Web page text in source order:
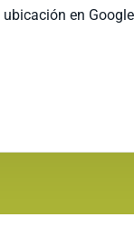
ubicación en